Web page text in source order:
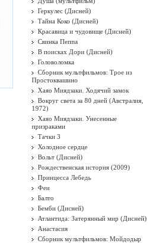
Геркулес (Дисней)
Тайна Коко (Дисней)
Красавица и чудовище (Дисней)
Свинка Пеппа
В поисках Дори (Дисней)
Головоломка
Сборник мультфильмов: Трое из
Простоквашино
Хаяо Миядзаки. Ходячий замок
Вокруг света за 80 дней (Австралия,
1972)
Хаяо Миядзаки. Унесенные
призраками
Тачки 3
Холодное сердце
Вольт (Дисней)
Рождественская история (2009)
Принцесса Лебедь
Феи
Балто
Бемби (Дисней)
Атлантида: Затерянный мир (Дисней)
Анастасия
Сборник мультфильмов: Мойдодыр